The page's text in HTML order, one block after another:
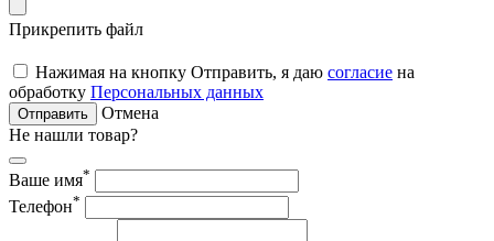
Прикрепить файл
Нажимая на кнопку Отправить, я даю согласие на
обработку Персональных данных
Отправить
Отмена
Не нашли товар?
Ваше имя*
Телефон*